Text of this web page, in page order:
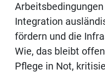
Integration
fördern und die
Wie, das bleibt
Pflege in Not,